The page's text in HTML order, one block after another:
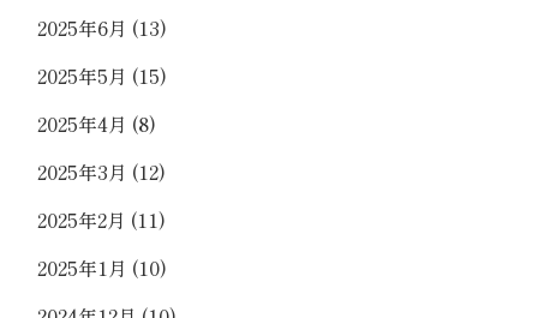
2025年6月 (13)
2025年5月 (15)
2025年4月 (8)
2025年3月 (12)
2025年2月 (11)
2025年1月 (10)